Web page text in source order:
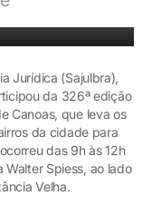
Jurídica (Sajulbra),
da 326ª edição
Canoas, que leva os
da cidade para
das 9h às 12h
Walter Spiess, ao lado
Velha.